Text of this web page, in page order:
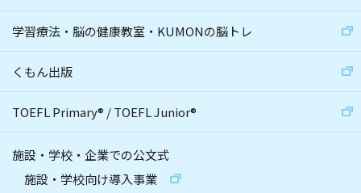
学習療法・脳の健康教室・KUMONの脳トレ
くもん出版
TOEFL Primary® /TOEFL Junior®
施設・学校・企業での公文式
施設・学校向け導入事業